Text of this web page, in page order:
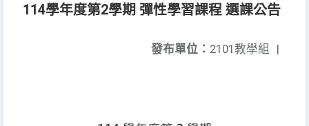
114學年度第2學期 彈性學習課程 選課公告
發布單位： 2101教學組 |